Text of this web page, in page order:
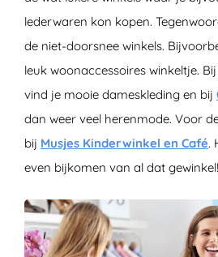
lederwaren kon kopen.
de niet-doorsnee winkels.
leuk woonaccessoires winkeltje. Bij
vind je mooie dameskleding en bij
dan weer veel herenmode. Voor
bij Musjes Kinderwinkel en Café.
even bijkomen van al dat gewinkel!